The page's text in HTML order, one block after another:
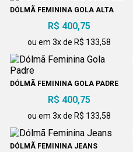
DÓLMÃ FEMININA GOLA ALTA
R$ 400,75
ou em 3x de R$ 133,58
DÓLMÃ FEMININA GOLA PADRE
R$ 400,75
ou em 3x de R$ 133,58
DÓLMÃ FEMININA JEANS